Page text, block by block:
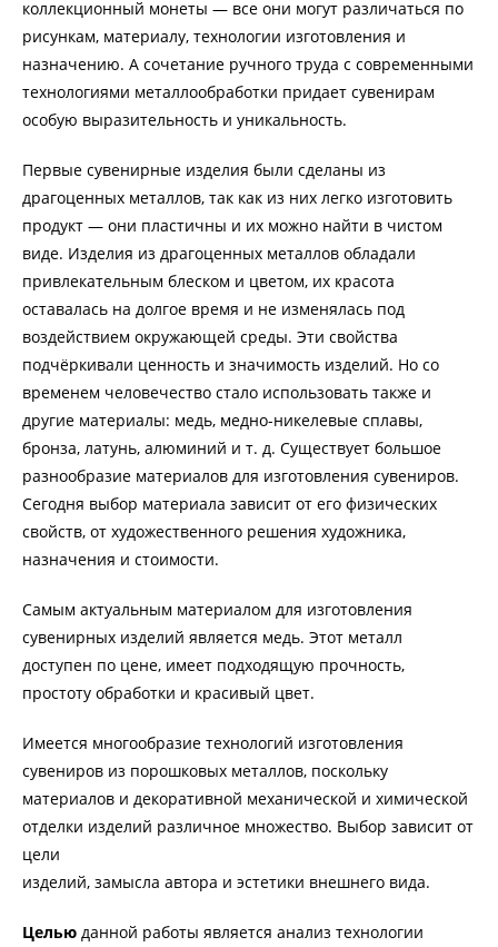
коллекционный монеты — все они могут различаться по
рисункам, материалу, технологии изготовления и
назначению. А сочетание ручного труда с современными
технологиями металлообработки придает сувенирам
особую выразительность и уникальность.
Первые сувенирные изделия были сделаны из
драгоценных металлов, так как из них легко изготовить
продукт — они пластичны и их можно найти в чистом
виде. Изделия из драгоценных металлов обладали
привлекательным блеском и цветом, их красота
оставалась на долгое время и не изменялась под
воздействием окружающей среды. Эти свойства
подчёркивали ценность и значимость изделий. Но со
временем человечество стало использовать также и
другие материалы: медь, медно-никелевые сплавы,
бронза, латунь, алюминий и т. д. Существует большое
разнообразие материалов для изготовления сувениров.
Сегодня выбор материала зависит от его физических
свойств, от художественного решения художника,
назначения и стоимости.
Самым актуальным материалом для изготовления
сувенирных изделий является медь. Этот металл
доступен по цене, имеет подходящую прочность,
простоту обработки и красивый цвет.
Имеется многообразие технологий изготовления
сувениров из порошковых металлов, поскольку
материалов и декоративной механической и химической
отделки изделий различное множество. Выбор зависит от
цели
изделий, замысла автора и эстетики внешнего вида.
Целью данной работы является анализ технологии